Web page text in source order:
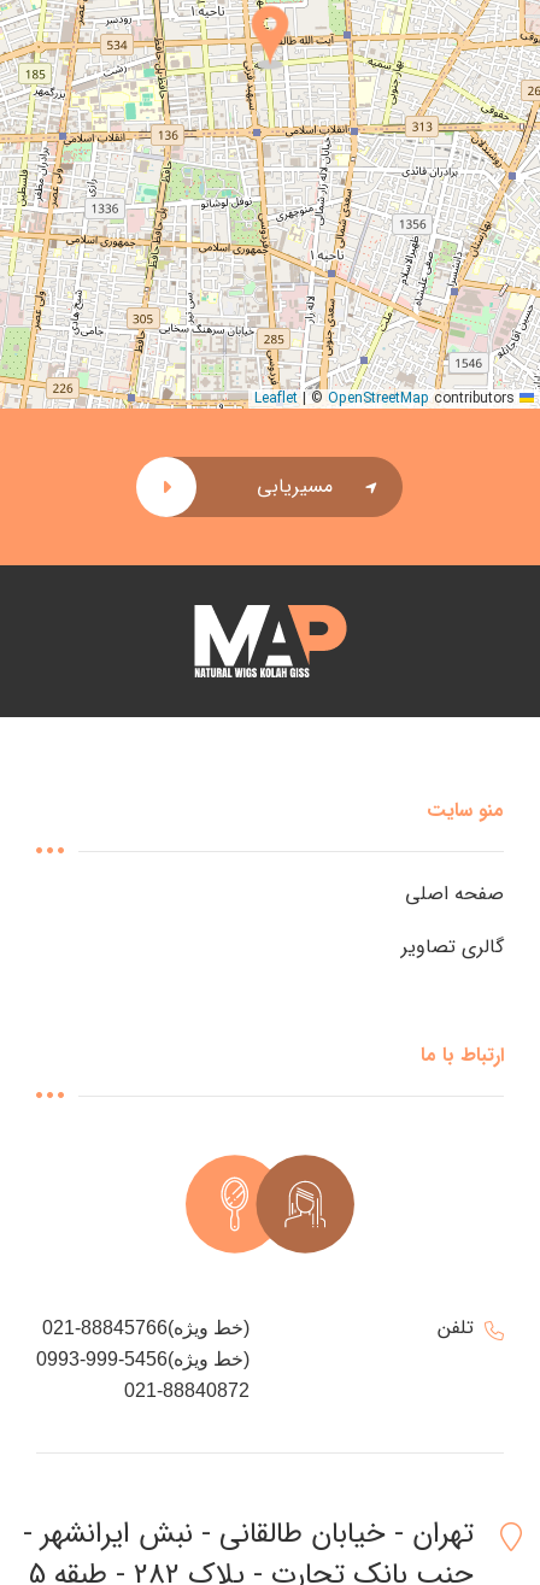
منو سایت
صفحه اصلی
گالری تصاویر
ارتباط با ما
تلفن
021-88845766(خط ویژه)
0993-999-5456(خط ویژه)
021-88840872
| © OpenStreetMapcontributors
تهران - خیابان طالقانی - نبش ایرانشهر -
جنب بانک تجارت - پلاک 282 - طبقه 5
مسیریابی